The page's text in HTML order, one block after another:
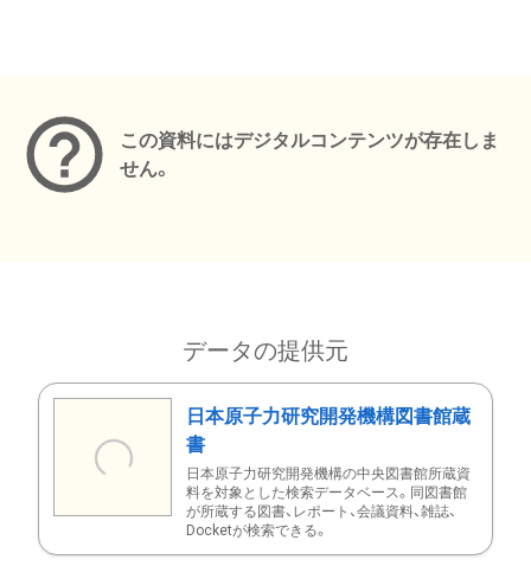
この資料にはデジタルコンテンツが存在しま
せん。
データの提供元
日本原子力研究開発機構図書館蔵
書
日本原子力研究開発機構の中央図書館所蔵資
料を対象とした検索データベース。同図書館
が所蔵する図書、レポート、会議資料、雑誌、
Docketが検索できる。